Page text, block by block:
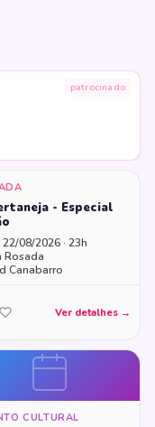
patrocinado
- Especial
08/2026 · 23h
Rosada
Canabarro
Ver detalhes →
CULTURAL